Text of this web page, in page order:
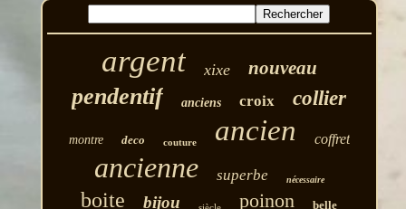
argent xixe nouveau
pendentif anciens croix collier
montre deco couture ancien coffret
ancienne superbe nécessaire
boite bijou poinon belle